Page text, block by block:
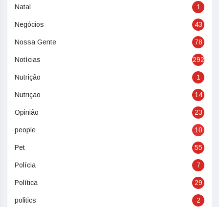
Natal 1
Negócios 43
Nossa Gente 78
Notícias 292
Nutrição 1
Nutriçao 14
Opinião 23
people 10
Pet 55
Polícia 7
Política 29
politics 2